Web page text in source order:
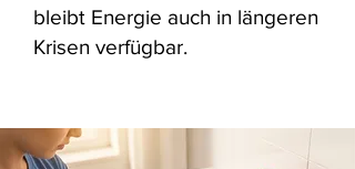
bleibt Energie auch in längeren
Krisen verfügbar.